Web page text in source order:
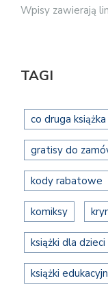
Wpisy zawierają
TAGI
co druga
gratisy do
kody rabatowe
komiksy
książki dla dzieci
książki